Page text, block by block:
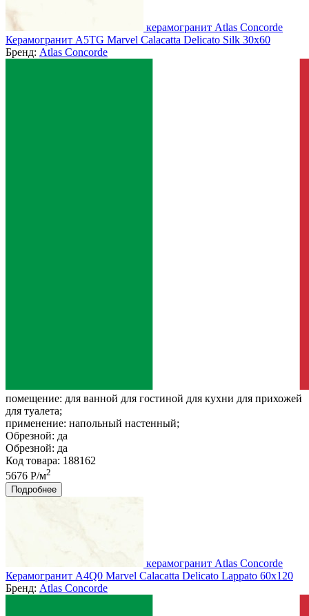
керамогранит Atlas Concorde
Керамогранит A5TG Marvel Calacatta Delicato Silk 30x60
Бренд: Atlas Concorde
помещение: для ванной для гостиной для кухни для прихожей
для туалета;
применение: напольный настенный;
Обрезной: да
Обрезной: да
Код товара: 188162
5676 Р/м2
Подробнее
керамогранит Atlas Concorde
Керамогранит A4Q0 Marvel Calacatta Delicato Lappato 60x120
Бренд: Atlas Concorde